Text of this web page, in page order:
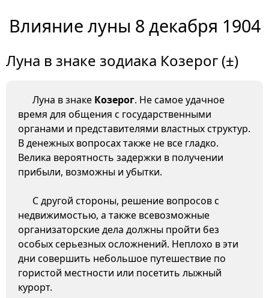
Влияние луны 8 декабря 1904
Луна в знаке зодиака Козерог (±)
Луна в знаке Козерог. Не самое удачное
время для общения с государственными
органами и представителями властных структур.
В денежных вопросах также не все гладко.
Велика вероятность задержки в получении
прибыли, возможны и убытки.
С другой стороны, решение вопросов с
недвижимостью, а также всевозможные
организаторские дела должны пройти без
особых серьезных осложнений. Неплохо в эти
дни совершить небольшое путешествие по
гористой местности или посетить лыжный
курорт.